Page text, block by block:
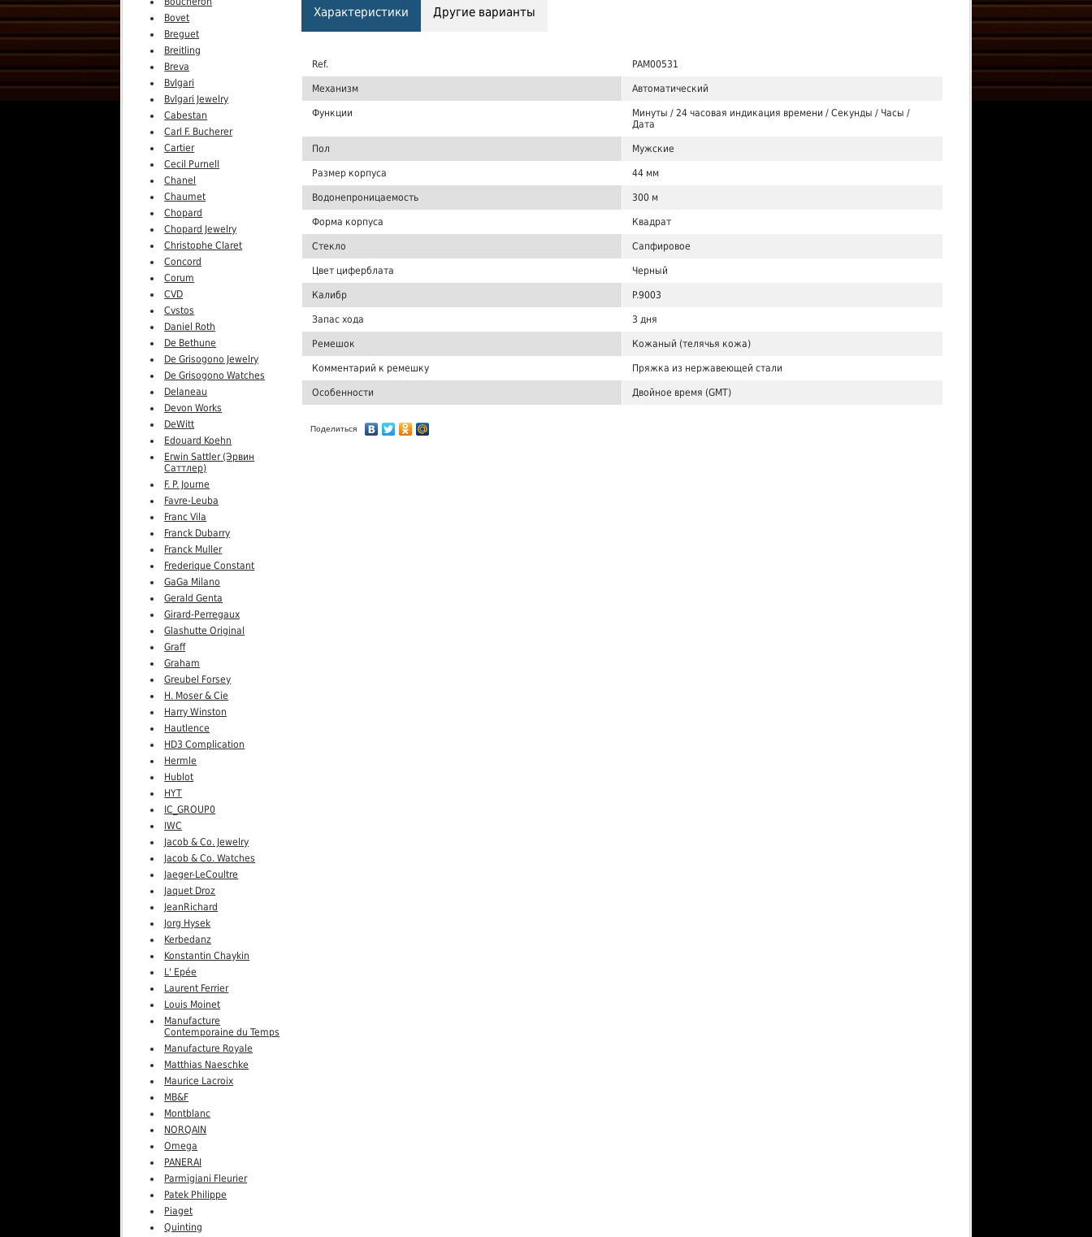
Bovet
Breguet
Breitling
Breva
Bvlgari
Bvlgari Jewelry
Cabestan
Carl F. Bucherer
Cartier
Cecil Purnell
Chanel
Chaumet
Chopard
Chopard Jewelry
Christophe Claret
Concord
Corum
CVD
Cvstos
Daniel Roth
De Bethune
De Grisogono Jewelry
De Grisogono Watches
Delaneau
Devon Works
DeWitt
Edouard Koehn
Erwin Sattler (Эрвин
Саттлер)
F. P. Journe
Favre-Leuba
Franc Vila
Franck Dubarry
Franck Muller
Frederique Constant
GaGa Milano
Gerald Genta
Girard-Perregaux
Glashutte Original
Graff
Graham
Greubel Forsey
H. Moser & Cie
Harry Winston
Hautlence
HD3 Complication
Hermle
Hublot
HYT
IC_GROUP0
IWC
Jacob & Co. Jewelry
Jacob & Co. Watches
Jaeger-LeCoultre
Jaquet Droz
JeanRichard
Jorg Hysek
Kerbedanz
Konstantin Chaykin
L' Epée
Laurent Ferrier
Louis Moinet
Manufacture
Contemporaine du Temps
Manufacture Royale
Matthias Naeschke
Maurice Lacroix
MB&F
Montblanc
NORQAIN
Omega
PANERAI
Parmigiani Fleurier
Patek Philippe
Piaget
Quinting
Характеристики Другие варианты
Ref. PAM00531
Механизм Автоматический
Функции
Минуты / 24 часовая индикация времени / Секунды / Часы /
Дата
Пол Мужские
Размер корпуса 44 мм
Водонепроницаемость 300 м
Форма корпуса Квадрат
Стекло Сапфировое
Цвет циферблата Черный
Калибр P.9003
Запас хода 3 дня
Ремешок Кожаный (телячья кожа)
Комментарий к ремешку Пряжка из нержавеющей стали
Особенности Двойное время (GMT)
Поделиться